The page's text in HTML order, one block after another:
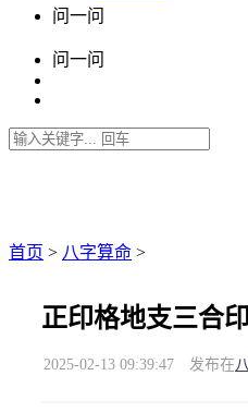
问一问
问一问
首页 > 八字算命 >
正印格地支三合印
2025-02-13 09:39:47 发布在